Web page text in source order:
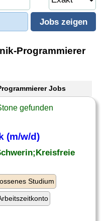
Programmierer
Jobs
gefunden
(m/w/d)
Studium